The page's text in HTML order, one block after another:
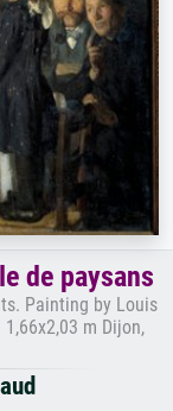
de paysans
Painting by Louis
m Dijon,